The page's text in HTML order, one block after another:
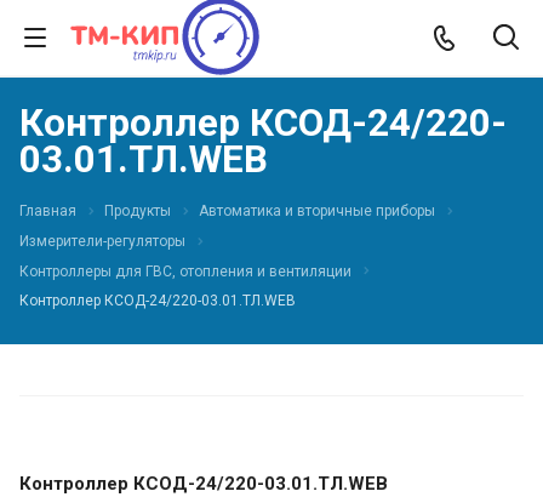
Контроллер КСОД-24/220-
03.01.ТЛ.WEB
Главная Продукты
Автоматика и вторичные приборы
Измерители-регуляторы
Контроллеры для ГВС, отопления и вентиляции
Контроллер КСОД-24/220-03.01.ТЛ.WEB
Контроллер КСОД-24/220-03.01.ТЛ.WEB